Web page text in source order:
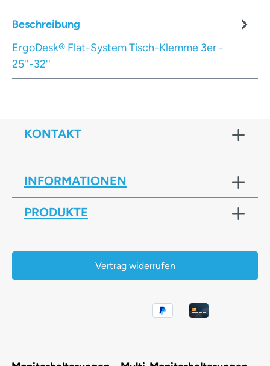
Beschreibung
ErgoDesk® Flat-System Tisch-Klemme 3er -
25''-32''
KONTAKT
INFORMATIONEN
PRODUKTE
Vertrag widerrufen